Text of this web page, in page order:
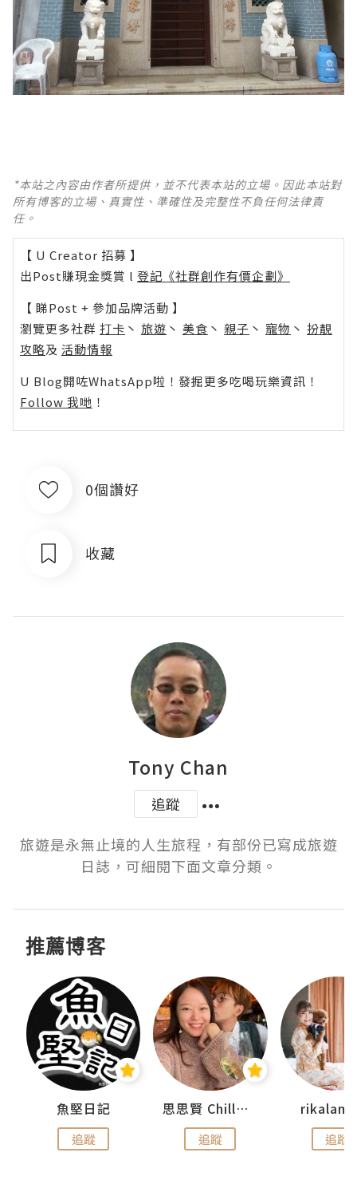
*本站之內容由作者所提供，並不代表本站的立場。因此本站對
所有博客的立場、真實性、準確性及完整性不負任何法律責
任。
【 U Creator 招募 】
出Post賺現金獎賞 l 登記《社群創作有價企劃》
【 睇Post + 參加品牌活動 】
瀏覽更多社群 打卡 丶 旅遊 丶 美食 丶 親子 丶 寵物 丶 扮靚
攻略及 活動情報
U Blog開咗WhatsApp啦！發掘更多吃喝玩樂資訊！
Follow 我哋 ！
0個讚好
收藏
Tony Chan
追蹤
旅遊是永無止境的人生旅程，有部份已寫成旅遊
日誌，可細閱下面文章分類。
推薦博客
魚堅日記
追蹤
思思賢 ChillMyBabe
追蹤 追蹤